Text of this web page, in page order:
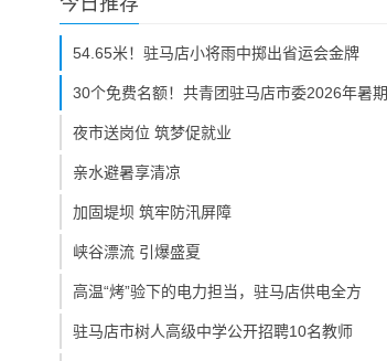
54.65米！驻马店小将雨中掷出省运会金牌
30个免费名额！共青团驻马店市委2026年暑期
夜市送岗位 筑梦促就业
亲水避暑享清凉
加固堤坝 筑牢防汛屏障
峡谷漂流 引爆盛夏
高温“烤”验下的电力担当，驻马店供电全方
驻马店市树人高级中学公开招聘10名教师